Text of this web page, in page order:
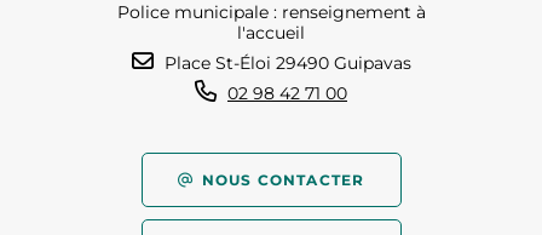
Police municipale : renseignement à
l'accueil
Place St-Éloi 29490 Guipavas
02 98 42 71 00
NOUS CONTACTER